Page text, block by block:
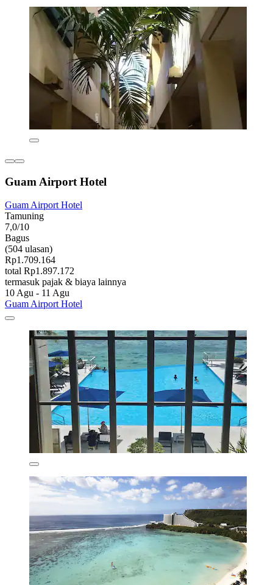
Guam Airport Hotel
Guam Airport Hotel
Tamuning
7,0/10
Bagus
(504 ulasan)
Rp1.709.164
total Rp1.897.172
termasuk pajak & biaya lainnya
10 Agu - 11 Agu
Guam Airport Hotel